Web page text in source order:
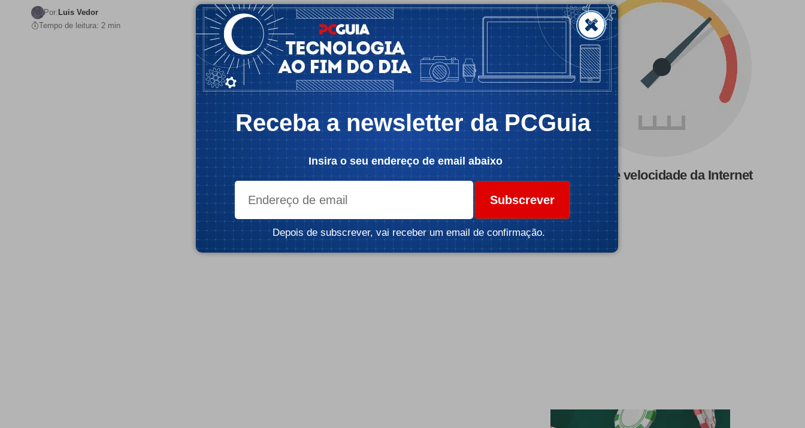
Por:Luis Vedor
Tempo de leitura: 2 min
Por:Luis Vedor
Tempo de leitura: 1 min
Por:Luis Vedor
Teste de velocidade da Internet
Receba a newsletter da PCGuia
Insira o seu endereço de email abaixo
Subscrever
Depois de subscrever, vai receber um email de confirmação.